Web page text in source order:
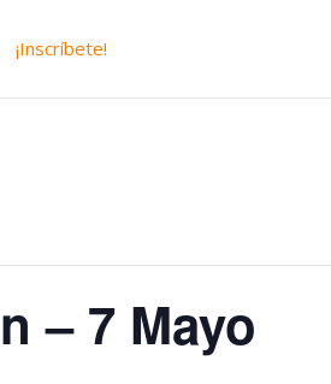
¡Inscríbete!
– 7 Mayo